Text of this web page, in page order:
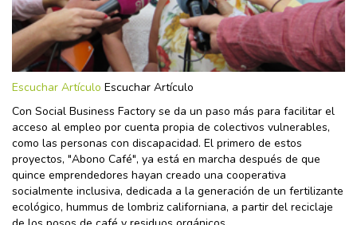
Escuchar Artículo Escuchar Artículo
Con Social Business Factory se da un paso más para facilitar el
acceso al empleo por cuenta propia de colectivos vulnerables,
como las personas con discapacidad. El primero de estos
proyectos, "Abono Café", ya está en marcha después de que
quince emprendedores hayan creado una cooperativa
socialmente inclusiva, dedicada a la generación de un fertilizante
ecológico, hummus de lombriz californiana, a partir del reciclaje